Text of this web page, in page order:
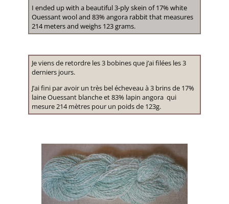
I ended up with a beautiful 3-ply skein of 17% white
Ouessant wool and 83% angora rabbit that measures
214 meters and weighs 123 grams.
Je viens de retordre les 3 bobines que j’ai filées les 3
derniers jours.
J’ai fini par avoir un très bel écheveau à 3 brins de 17%
laine Ouessant blanche et 83% lapin angora qui
mesure 214 mètres pour un poids de 123g.